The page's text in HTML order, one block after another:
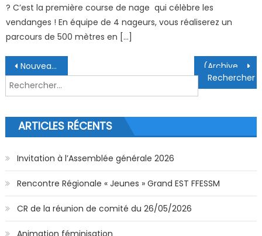
? C’est la première course de nage qui célèbre les
vendanges ! En équipe de 4 nageurs, vous réaliserez un
parcours de 500 mètres en […]
Navigation de l’article
Nouveaux documents
Rechercher :
ARTICLES RÉCENTS
Invitation à l’Assemblée générale 2026
Rencontre Régionale « Jeunes » Grand EST FFESSM
CR de la réunion de comité du 26/05/2026
Animation féminisation